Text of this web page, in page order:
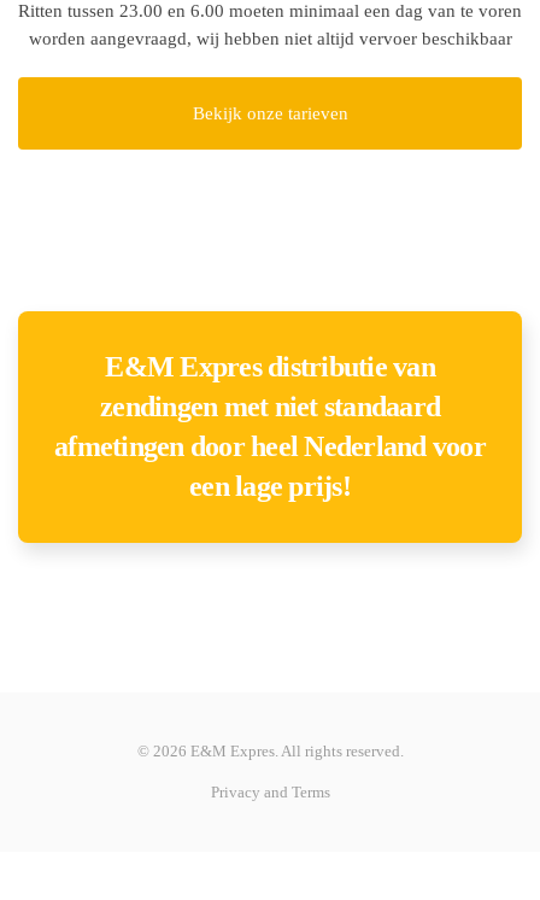
Ritten tussen 23.00 en 6.00 moeten minimaal een dag van te voren
worden aangevraagd, wij hebben niet altijd vervoer beschikbaar
Bekijk onze tarieven
E&M Expres distributie van
zendingen met niet standaard
afmetingen door heel Nederland voor
een lage prijs!
© 2026 E&M Expres. All rights reserved.
Privacy and Terms